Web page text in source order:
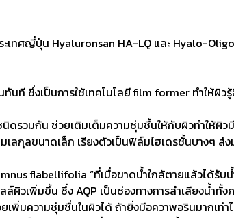
ทศญี่ปุ่น Hyaluronsan HA-LQ และ Hyalo-
ที ซึ่งเป็นการใช้เทคโนโลยี film former ทำให้ผิว
ดรวมกัน ช่วยเติมเต็มความชุ่มชื้นให้กับผิวทำให้
เลกุลขนาดเล็ก เรียงตัวเป็นฟิล์มไฮเดรชั้นบางๆ
flabellifolia “ที่เมื่อขาดน้ำใกล้ตายแล้วได้
ล์ผิวเพิ่มขึ้น ซึ่ง AQP เป็นช่องทางการลำเลียงน้ำทั้
พิ่มความชุ่มชื่นในผิวได้ ถ้ายิ่งมีอควาพอรินมากเท่าไ